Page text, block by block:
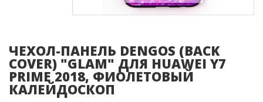
ЧЕХОЛ-ПАНЕЛЬ DENGOS (BACK
COVER) "GLAM" ДЛЯ HUAWEI Y7
PRIME 2018, ФИОЛЕТОВЫЙ
КАЛЕЙДОСКОП